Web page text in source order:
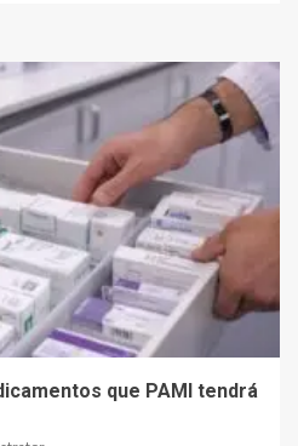
que PAMI tendrá